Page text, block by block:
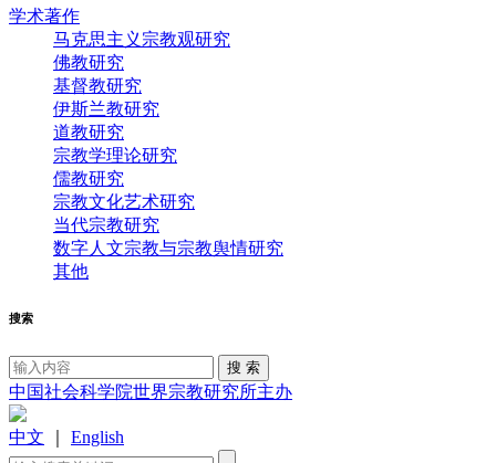
学术著作
马克思主义宗教观研究
佛教研究
基督教研究
伊斯兰教研究
道教研究
宗教学理论研究
儒教研究
宗教文化艺术研究
当代宗教研究
数字人文宗教与宗教舆情研究
其他
搜索
中国社会科学院世界宗教研究所主办
中文 English